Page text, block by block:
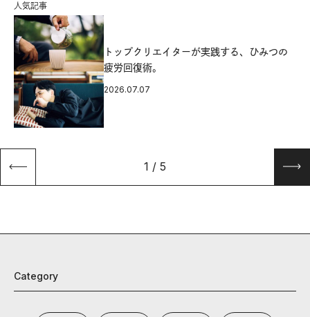
人気記事
トップクリエイターが実践する、ひみつの
疲労回復術。
2026.07.07
1 / 5
Category